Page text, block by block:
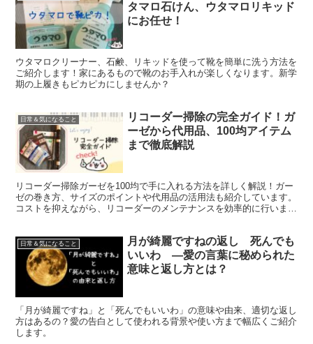
タマロ石けん、ウタマロリキッド
にお任せ！
ウタマロクリーナー、石鹸、リキッドを使って靴を簡単に洗う方法を
ご紹介します！家にあるもので靴のお手入れが楽しくなります。新学
期の上履きもピカピカにしませんか？
日常＆気になること
リコーダー掃除の完全ガイド！ガ
ーゼから代用品、100均アイテム
まで徹底解説
リコーダー掃除ガーゼを100均で手に入れる方法を詳しく解説！ガー
ゼの巻き方、サイズのポイントや代用品の活用法も紹介しています。
コストを抑えながら、リコーダーのメンテナンスを効率的に行いまし
日常＆気になること
月が綺麗ですねの返し 死んでも
いいわ —愛の言葉に秘められた
意味と返し方とは？
「月が綺麗ですね」と「死んでもいいわ」の意味や由来、適切な返し
方はあるの？愛の告白として使われる背景や使い方まで幅広くご紹介
します。